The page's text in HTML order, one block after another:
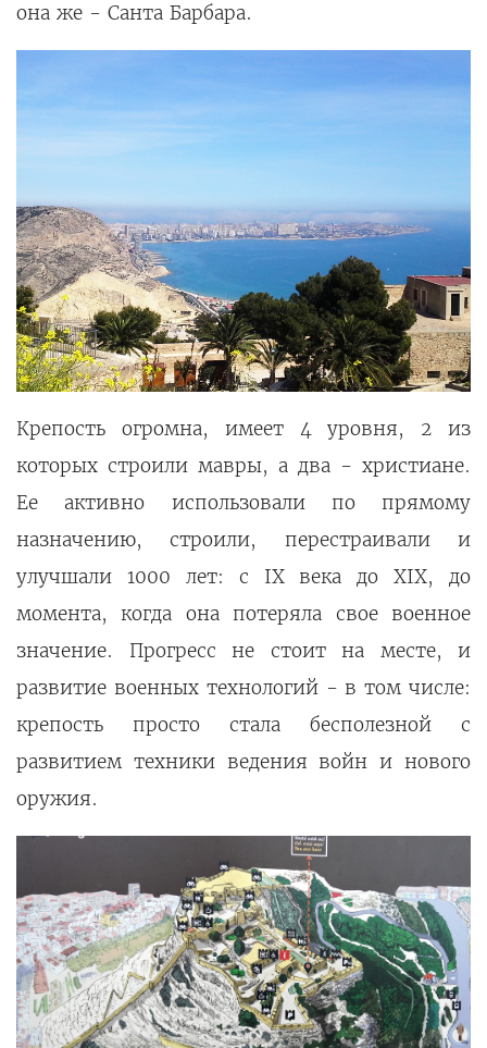
она же - Санта Барбара.
Крепость огромна, имеет 4 уровня, 2 из
которых строили мавры, а два - христиане.
Ее активно использовали по прямому
назначению, строили, перестраивали и
улучшали 1000 лет: с IX века до XIX, до
момента, когда она потеряла свое военное
значение. Прогресс не стоит на месте, и
развитие военных технологий - в том числе:
крепость просто стала бесполезной с
развитием техники ведения войн и нового
оружия.